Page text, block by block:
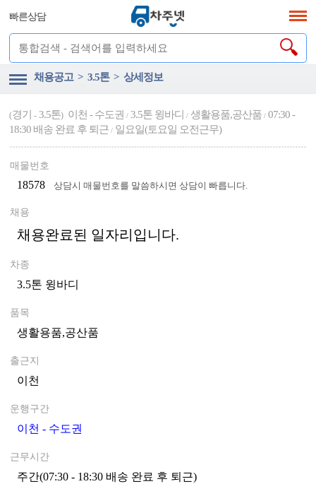
빠른상담
채용공고 > 3.5톤 > 상세정보
(경기 -3.5톤) 이천 - 수도권/ 3.5톤 윙바디/ 생활용품,공산품/ 07:30 -
18:30 배송 완료 후 퇴근/ 일요일(토요일 오전근무)
매물번호
18578 상담시 매물번호를 말씀하시면 상담이 빠릅니다.
채용
채용완료된 일자리입니다.
차종
3.5톤 윙바디
품목
생활용품,공산품
출근지
이천
운행구간
이천 - 수도권
근무시간
주간(07:30 - 18:30 배송 완료 후 퇴근)0